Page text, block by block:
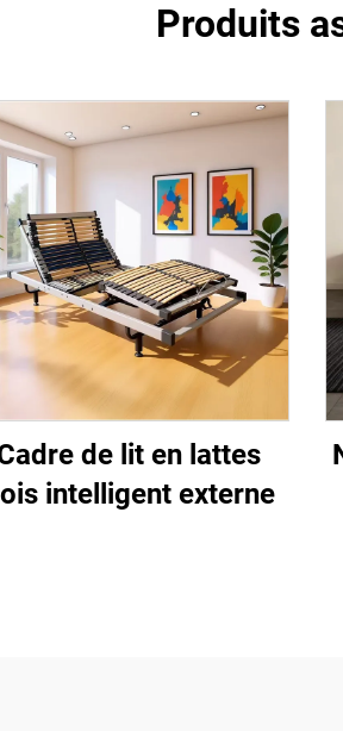
Produits
de lit en lattes
intelligent externe